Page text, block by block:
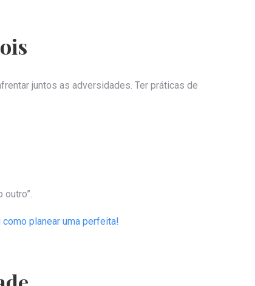
juntos as adversidades. Ter práticas de
como planear uma perfeita!